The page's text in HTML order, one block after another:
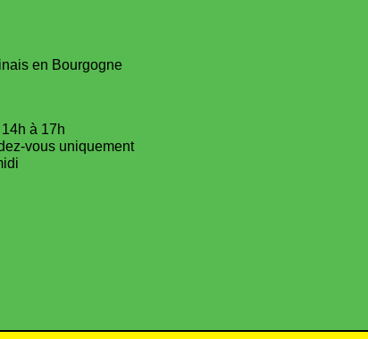
en Bourgogne
à 17h
vous uniquement